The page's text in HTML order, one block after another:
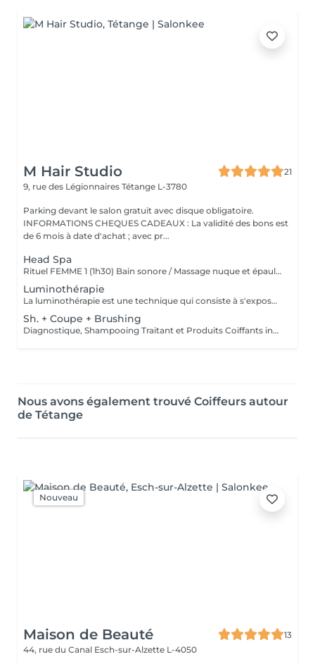
M Hair Studio
21
9, rue des Légionnaires Tétange L-3780
Parking devant le salon gratuit avec disque obligatoire.
INFORMATIONS CHEQUES CADEAUX : La validité des bons est
de 6 mois à date d'achat ; avec pr...
Head Spa
Rituel FEMME 1 (1h30) Bain sonore / Massage nuque et épaules / Massage cuir chevelu (avec outils) / Gommage cuir chevelu / Cascade d'eau / Shampooing / Soin / masque / Bain / vapeur / Séchage Rituel FEMME 2 (2h00) Bain sonore / Points de pression avec pochons (aux herbes aromatiques) / Soin visage (nettoyage, gommage, masque en tissu hydratant, crème de jour) / Massage buste et épaules / Massage visage / masque quartz rose / Massage cuir chevelu (avec outils) / Gommage cuir chevelu / Cascade d'eau / Shampooing / Soin / masque / Bain vapeur aromathérapie / Détente bras, mains / Luminothérapie* / Séchage Rituel HOMME (1h15) Bain sonore / Massage visage, nuque et épaules / Massage cuir chevelu (avec outils) / Gommage cuir chevelu / Cascade d'eau / Shampooing / Bain vapeur aromathérapie / Lotion tonique énergisante / Séchage
Luminothérapie
La luminothérapie est une technique qui consiste à s'exposer à une lumière artificielle dont les qualités seraient aussi proches que possible de celles du soleil. Les bienfaits La luminothérapie capillaire traite les troubles liés aux dérèglements de l'horloge biologique, comme la dépression saisonnière. Elle stimule la croissance des cheveux, freine leur chute et améliore la circulation sanguine, favorisant ainsi leur repousse et leur densité.
Sh. + Coupe + Brushing
Diagnostique, Shampooing Traitant et Produits Coiffants inclus
Nous avons également trouvé Coiffeurs autour
de Tétange
Nouveau
Maison de Beauté
13
44, rue du Canal Esch-sur-Alzette L-4050